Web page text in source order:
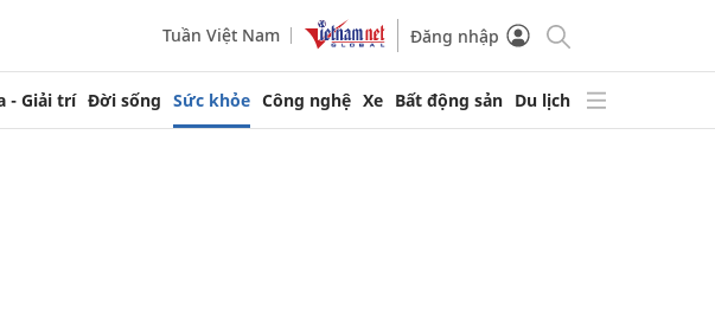
Tuần Việt Nam Đăng nhập
- Giải trí Đời sống Sức khỏe Công nghệ Xe Bất động sản Du lịch